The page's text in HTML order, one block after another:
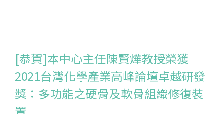
[恭賀]本中心主任陳賢燁教授榮獲
2021台灣化學產業高峰論壇卓越研發
獎：多功能之硬骨及軟骨組織修復裝